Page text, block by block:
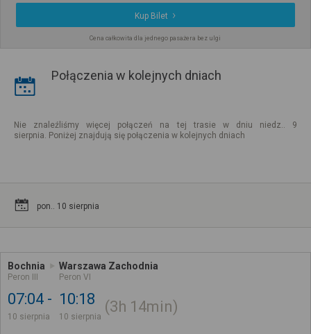
Kup Bilet
Cena całkowita dla jednego pasażera bez ulgi
Połączenia w kolejnych dniach
Nie znaleźliśmy więcej połączeń na tej trasie w dniu niedz.. 9
sierpnia. Poniżej znajdują się połączenia w kolejnych dniach
pon.. 10 sierpnia
Bochnia
Peron III
Warszawa Zachodnia
Peron VI
07:04
10 sierpnia
10:18
10 sierpnia
3h 14min